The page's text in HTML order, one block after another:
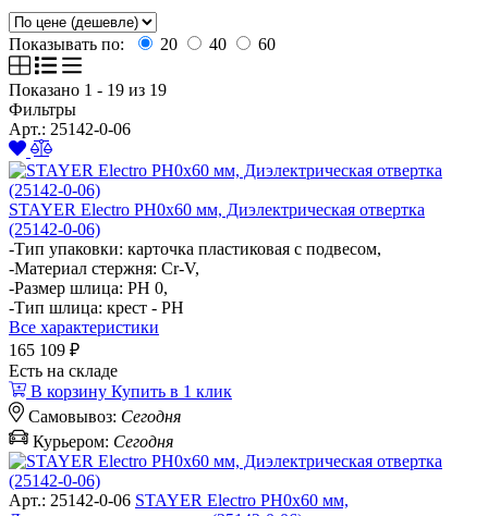
Показывать по: 20 40 60
Показано 1 - 19 из 19
Фильтры
Арт.: 25142-0-06
STAYER Electro PH0х60 мм, Диэлектрическая отвертка
(25142-0-06)
-Тип упаковки: карточка пластиковая с подвесом,
-Материал стержня: Cr-V,
-Размер шлица: PH 0,
-Тип шлица: крест - PH
Все характеристики
165 109 ₽
Есть на складе
В корзину Купить в 1 клик
Самовывоз: Сегодня
Курьером: Сегодня
Арт.: 25142-0-06 STAYER Electro PH0х60 мм,